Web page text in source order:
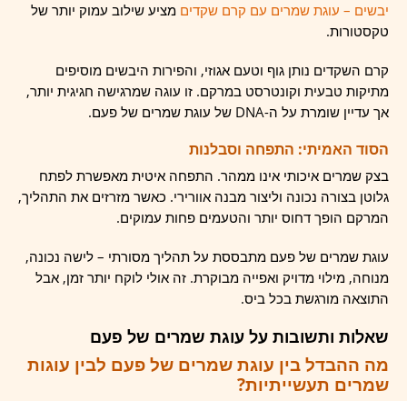
יבשים – עוגת שמרים עם קרם שקדים מציע שילוב עמוק יותר של
טקסטורות.
קרם השקדים נותן גוף וטעם אגוזי, והפירות היבשים מוסיפים
מתיקות טבעית וקונטרסט במרקם. זו עוגה שמרגישה חגיגית יותר,
אך עדיין שומרת על ה-DNA של עוגת שמרים של פעם.
הסוד האמיתי: התפחה וסבלנות
בצק שמרים איכותי אינו ממהר. התפחה איטית מאפשרת לפתח
גלוטן בצורה נכונה וליצור מבנה אוורירי. כאשר מזרזים את התהליך,
המרקם הופך דחוס יותר והטעמים פחות עמוקים.
עוגת שמרים של פעם מתבססת על תהליך מסורתי – לישה נכונה,
מנוחה, מילוי מדויק ואפייה מבוקרת. זה אולי לוקח יותר זמן, אבל
התוצאה מורגשת בכל ביס.
שאלות ותשובות על עוגת שמרים של פעם
מה ההבדל בין עוגת שמרים של פעם לבין עוגות
שמרים תעשייתיות?